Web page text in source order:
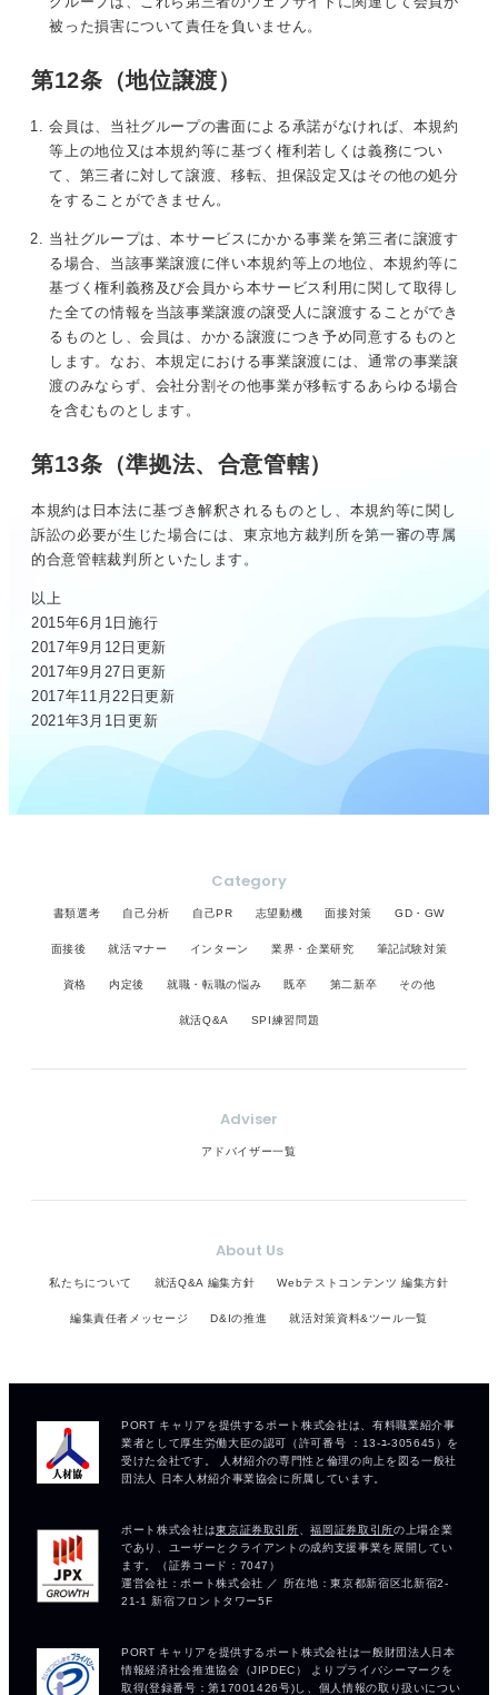
被った損害について責任を負いません。
第12条（地位譲渡）
会員は、当社グループの書面による承諾がなければ、本規約
等上の地位又は本規約等に基づく権利若しくは義務につい
て、第三者に対して譲渡、移転、担保設定又はその他の処分
をすることができません。
当社グループは、本サービスにかかる事業を第三者に譲渡す
る場合、当該事業譲渡に伴い本規約等上の地位、本規約等に
基づく権利義務及び会員から本サービス利用に関して取得し
た全ての情報を当該事業譲渡の譲受人に譲渡することができ
るものとし、会員は、かかる譲渡につき予め同意するものと
します。なお、本規定における事業譲渡には、通常の事業譲
渡のみならず、会社分割その他事業が移転するあらゆる場合
を含むものとします。
第13条（準拠法、合意管轄）
本規約は日本法に基づき解釈されるものとし、本規約等に関し
訴訟の必要が生じた場合には、東京地方裁判所を第一審の専属
的合意管轄裁判所といたします。
以上
2015年6月1日施行
2017年9月12日更新
2017年9月27日更新
2017年11月22日更新
2021年3月1日更新
Category
書類選考 自己分析 自己PR 志望動機 面接対策 GD・GW
面接後 就活マナー インターン 業界・企業研究 筆記試験対策
資格 内定後 就職・転職の悩み 既卒 第二新卒 その他
就活Q&A SPI練習問題
Adviser
アドバイザー一覧
About Us
私たちについて 就活Q&A 編集方針 Webテストコンテンツ 編集方針
編集責任者メッセージ D&Iの推進 就活対策資料&ツール一覧